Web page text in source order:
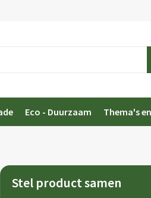
Eco - Duurzaam Thema's
Stel product samen